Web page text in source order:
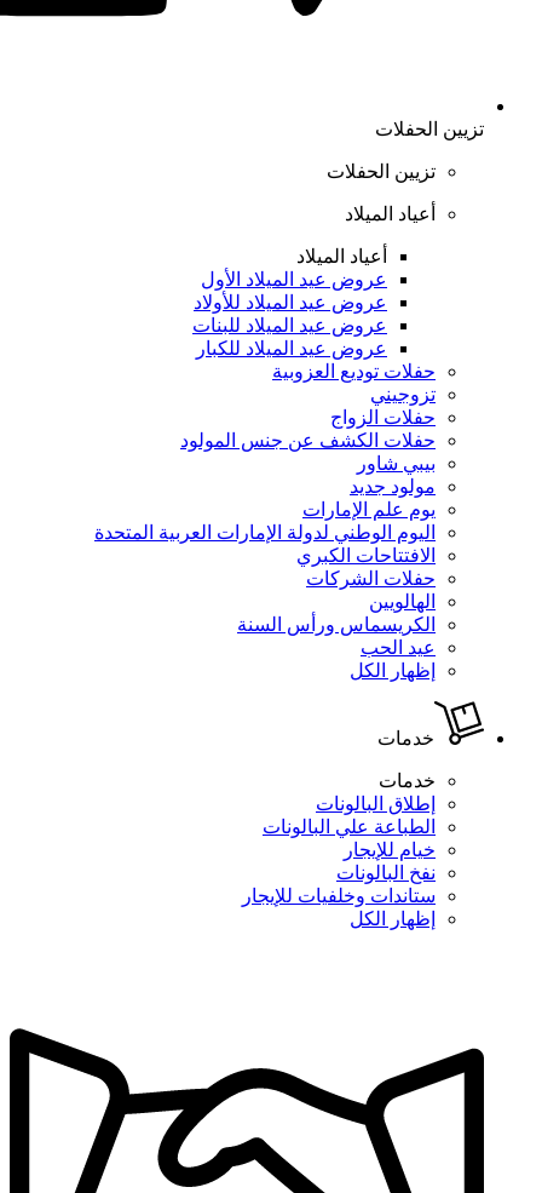
تزيين الحفلات
تزيين الحفلات
أعياد الميلاد
أعياد الميلاد
عروض عيد الميلاد الأول
عروض عيد الميلاد للأولاد
عروض عيد الميلاد للبنات
عروض عيد الميلاد للكبار
حفلات توديع العزوبية
تزوجيني
حفلات الزواج
حفلات الكشف عن جنس المولود
بيبي شاور
مولود جديد
يوم علم الإمارات
اليوم الوطني لدولة الإمارات العربية المتحدة
الافتتاحات الكبري
حفلات الشركات
الهالويين
الكريسماس ورأس السنة
عيد الحب
إظهار الكل
خدمات
خدمات
إطلاق البالونات
الطباعة علي البالونات
خيام للإيجار
نفخ البالونات
ستاندات وخلفيات للإيجار
إظهار الكل